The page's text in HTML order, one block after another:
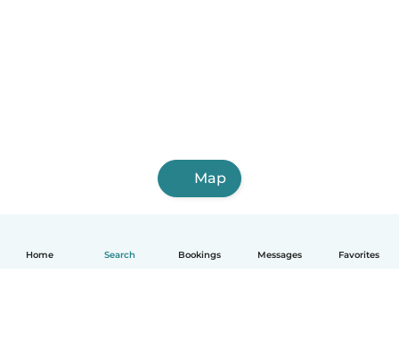
Home Search Bookings Messages Favorites
Map